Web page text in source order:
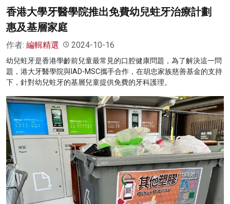
香港大學牙醫學院推出免費幼兒蛀牙治療計劃
惠及基層家庭
作者: 編輯精選 2024-10-16
幼兒蛀牙是香港學齡前兒童最常見的口腔健康問題，為了解決這一問
題，港大牙醫學院與IAD-MSC攜手合作，在胡忠家族慈善基金的支持
下，針對幼兒蛀牙的基層兒童提供免費的牙科護理。